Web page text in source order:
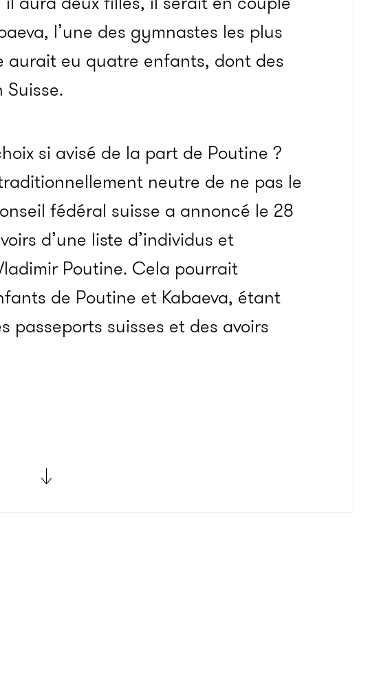
l’une des gymnastes les plus
aurait eu quatre enfants, dont des
Suisse.
si avisé de la part de Poutine ?
neutre de ne pas le
fédéral suisse a annoncé le 28
d’une liste d’individus et
Poutine. Cela pourrait
de Poutine et Kabaeva, étant
passeports suisses et des avoirs